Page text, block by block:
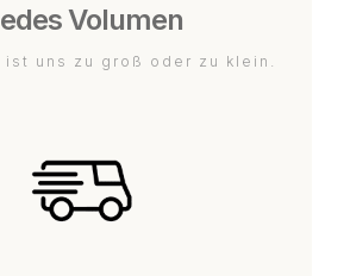
Volumen
ist uns zu groß oder zu klein.